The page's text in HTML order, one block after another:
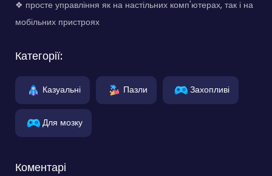
❖ просте управління як на настільних комп'ютерах, так і на
мобільних пристроях
Категорії:
Казуальні Пазли Захопливі
Для мозку
Коментарі